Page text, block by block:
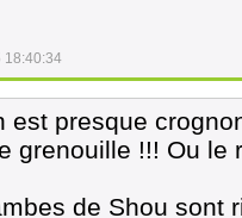
18:40:34
est presque
grenouille !!! Ou le
de Shou sont